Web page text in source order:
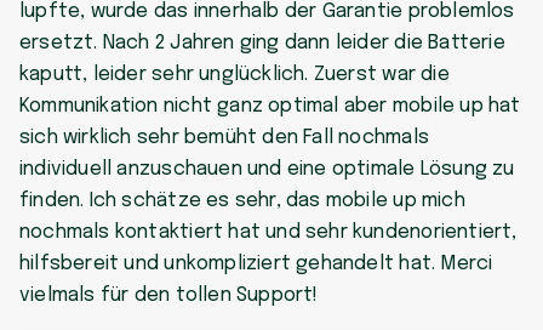
lupfte, wurde das innerhalb der Garantie problemlos
ersetzt. Nach 2 Jahren ging dann leider die Batterie
kaputt, leider sehr unglücklich. Zuerst war die
Kommunikation nicht ganz optimal aber mobile up hat
sich wirklich sehr bemüht den Fall nochmals
individuell anzuschauen und eine optimale Lösung zu
finden. Ich schätze es sehr, das mobile up mich
nochmals kontaktiert hat und sehr kundenorientiert,
hilfsbereit und unkompliziert gehandelt hat. Merci
vielmals für den tollen Support!